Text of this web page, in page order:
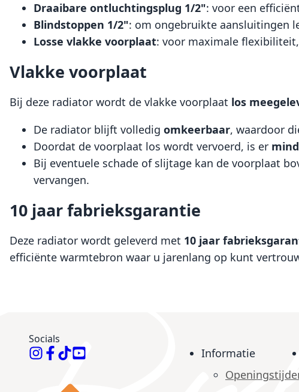
Draaibare ontluchtingsplug 1/2": voor een
Blindstoppen 1/2": om ongebruikte aansluitingen
Losse vlakke voorplaat: voor maximale
Vlakke voorplaat
Bij deze radiator wordt de vlakke voorplaat los
De radiator blijft volledig omkeerbaar, waardoor
Doordat de voorplaat los wordt vervoerd, is er
Bij eventuele schade of slijtage kan de voorplaat
vervangen.
10 jaar fabrieksgarantie
Deze radiator wordt geleverd met 10 jaar
efficiënte warmtebron waar u jarenlang op kunt
Socials
Informatie